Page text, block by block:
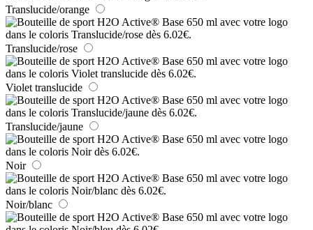
Translucide/orange
Translucide/rose
Violet translucide
Translucide/jaune
Noir
Noir/blanc